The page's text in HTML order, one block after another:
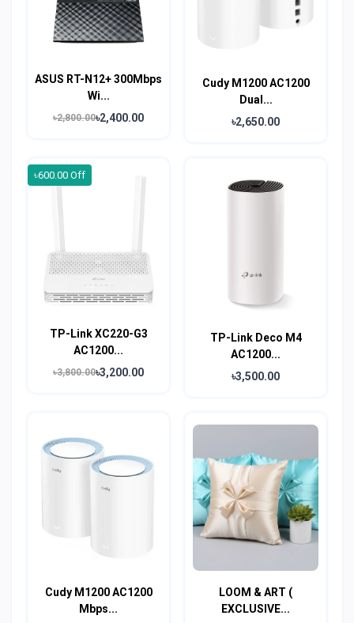
ASUS RT-N12+ 300Mbps
Wi...
৳2,800.00৳2,400.00
Cudy M1200 AC1200
Dual...
৳2,650.00
৳600.00 Off
TP-Link XC220-G3
AC1200...
৳3,800.00৳3,200.00
TP-Link Deco M4
AC1200...
৳3,500.00
Cudy M1200 AC1200
Mbps...
LOOM & ART (
EXCLUSIVE...